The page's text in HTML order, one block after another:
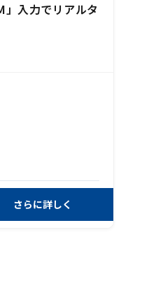
」入力でリアルタ
さらに詳しく